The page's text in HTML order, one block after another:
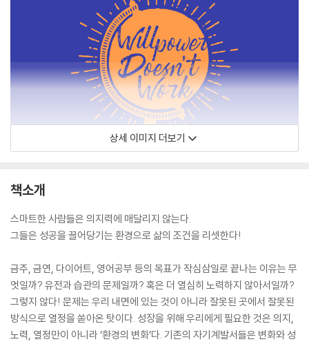
상세 이미지 더보기
책소개
스마트한 사람들은 의지력에 매달리지 않는다.
그들은 성공을 끌어당기는 환경으로 삶의 조건을 리셋한다!
금주, 금연, 다이어트, 영어공부 등의 목표가 작심삼일로 끝나는 이유는 무
엇일까? 유전과 습관의 문제일까? 혹은 더 열심히 노력하지 않아서일까?
그렇지 않다! 문제는 우리 내면에 있는 것이 아니라 잘못된 곳에서 잘못된
방식으로 열정을 쏟아온 탓이다. 성장을 위해 우리에게 필요한 것은 의지,
노력, 열정만이 아니라 ‘환경의 변화’다. 기존의 자기계발서들은 변화와 성